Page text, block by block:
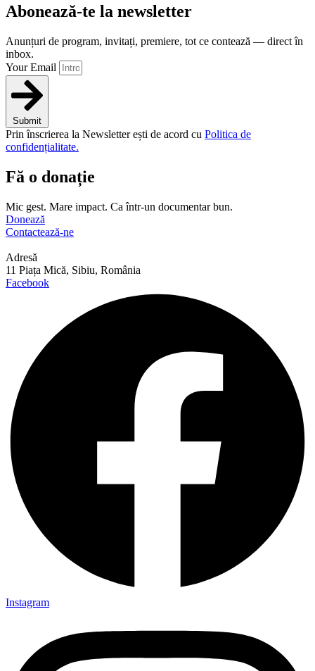
Abonează-te la newsletter
Anunțuri de program, invitați, premiere, tot ce contează — direct în
inbox.
Your Email
Submit
Prin înscrierea la Newsletter ești de acord cu Politica de
confidențialitate.
Fă o donație
Mic gest. Mare impact. Ca într-un documentar bun.
Donează
Contactează-ne
Adresă
11 Piața Mică, Sibiu, România
Facebook
Instagram